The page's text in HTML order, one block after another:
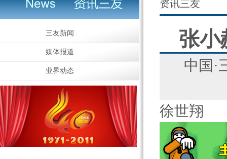
三友新闻
媒体报道
业界动态
资讯三友
张小
中国
徐世翔